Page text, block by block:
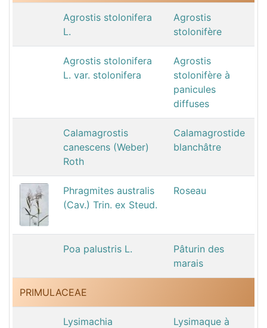
Agrostis stolonifera
L.
Agrostis
stolonifère
Agrostis stolonifera
L. var. stolonifera
Agrostis
stolonifère à
panicules
diffuses
Calamagrostis
canescens (Weber)
Roth
Calamagrostide
blanchâtre
Phragmites australis
(Cav.) Trin. ex Steud.
Roseau
Poa palustris L.
Pâturin des
marais
PRIMULACEAE
Lysimachia
Lysimaque à